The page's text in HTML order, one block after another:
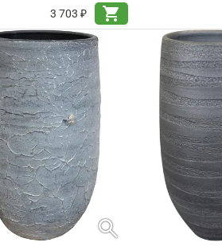
3 703 ₽
shopping_cart
search